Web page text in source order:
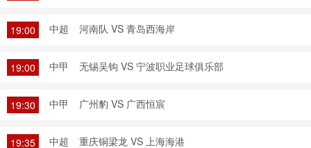
19:00 中超 河南队 VS 青岛西海岸
19:00 中甲 无锡吴钩 VS 宁波职业足球俱乐部
19:30 中甲 广州豹 VS 广西恒宸
19:35 中超 重庆铜梁龙 VS 上海海港